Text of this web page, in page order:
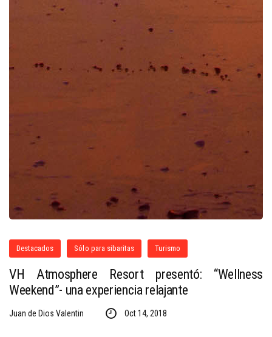
Destacados Sólo para sibaritas Turismo
VH Atmosphere Resort presentó: “Wellness
Weekend”- una experiencia relajante
Juan de Dios Valentin Oct 14, 2018